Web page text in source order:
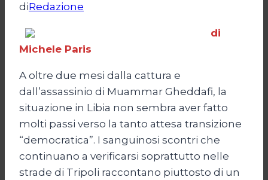
diRedazione
di
Michele Paris
A oltre due mesi dalla cattura e
dall’assassinio di Muammar Gheddafi, la
situazione in Libia non sembra aver fatto
molti passi verso la tanto attesa transizione
“democratica”. I sanguinosi scontri che
continuano a verificarsi soprattutto nelle
strade di Tripoli raccontano piuttosto di un